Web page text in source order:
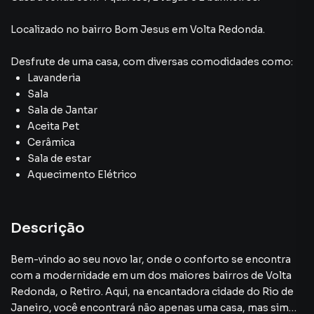
Localizado no bairro Bom Jesus em Volta Redonda.
Desfrute de uma casa, com diversas comodidades como:
Lavanderia
Sala
Sala de Jantar
Aceita Pet
Cerâmica
Sala de estar
Aquecimento Elétrico
Descrição
Bem-vindo ao seu novo lar, onde o conforto se encontra
com a modernidade em um dos maiores bairros de Volta
Redonda, o Retiro. Aqui, na encantadora cidade do Rio de
Janeiro, você encontrará não apenas uma casa, mas sim